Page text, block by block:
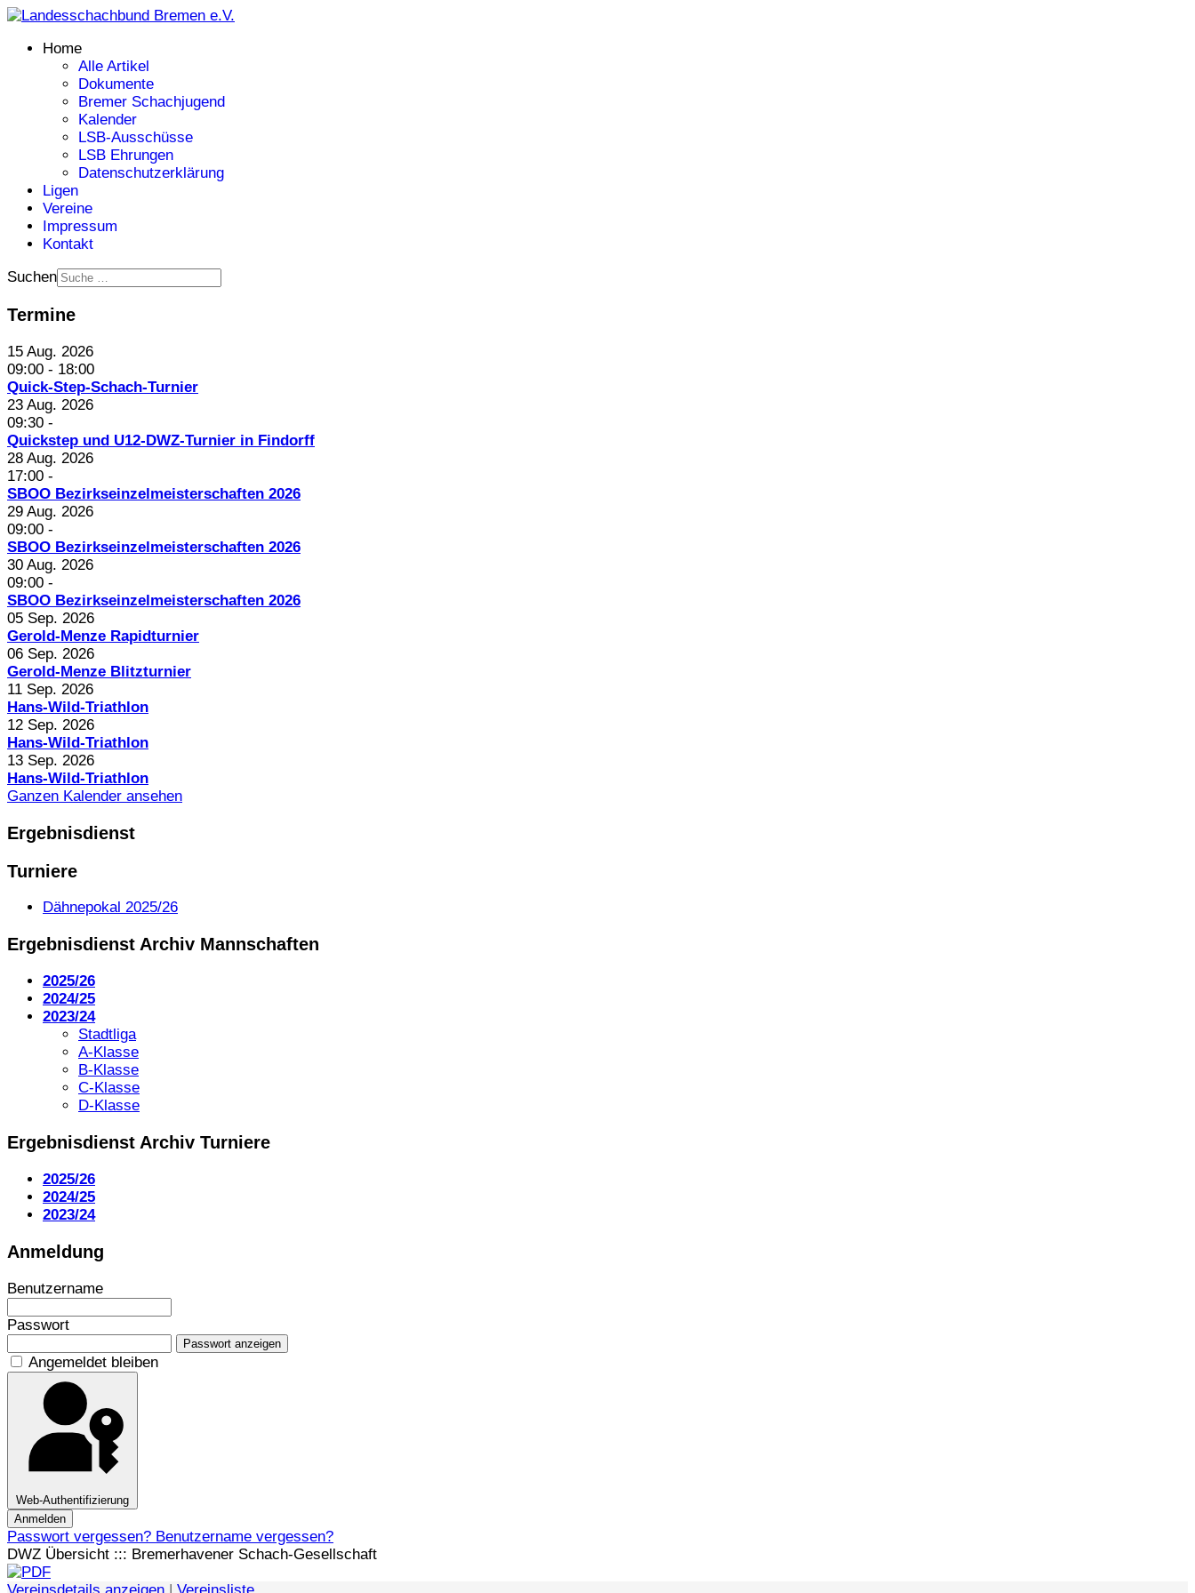
Home
Alle Artikel
Dokumente
Bremer Schachjugend
Kalender
LSB-Ausschüsse
LSB Ehrungen
Datenschutzerklärung
Ligen
Vereine
Impressum
Kontakt
Suchen
Termine
15 Aug. 2026
09:00 - 18:00
Quick-Step-Schach-Turnier
23 Aug. 2026
09:30 -
Quickstep und U12-DWZ-Turnier in Findorff
28 Aug. 2026
17:00 -
SBOO Bezirkseinzelmeisterschaften 2026
29 Aug. 2026
09:00 -
SBOO Bezirkseinzelmeisterschaften 2026
30 Aug. 2026
09:00 -
SBOO Bezirkseinzelmeisterschaften 2026
05 Sep. 2026
Gerold-Menze Rapidturnier
06 Sep. 2026
Gerold-Menze Blitzturnier
11 Sep. 2026
Hans-Wild-Triathlon
12 Sep. 2026
Hans-Wild-Triathlon
13 Sep. 2026
Hans-Wild-Triathlon
Ganzen Kalender ansehen
Ergebnisdienst
Turniere
Dähnepokal 2025/26
Ergebnisdienst Archiv Mannschaften
2025/26
2024/25
2023/24
Stadtliga
A-Klasse
B-Klasse
C-Klasse
D-Klasse
Ergebnisdienst Archiv Turniere
2025/26
2024/25
2023/24
Anmeldung
Benutzername
Passwort
Passwort anzeigen
Angemeldet bleiben
Web-Authentifizierung
Anmelden
Passwort vergessen? Benutzername vergessen?
DWZ Übersicht ::: Bremerhavener Schach-Gesellschaft
Vereinsdetails anzeigen | Vereinsliste